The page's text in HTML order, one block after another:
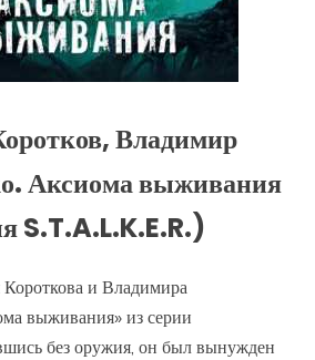
Владимир
Аксиома выживания
S.T.A.L.K.E.R.)
и Владимира
выживания» из серии
без оружия, он был вынужден